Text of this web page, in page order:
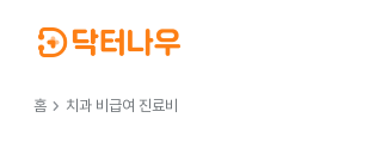
홈 chevron_right 치과 비급여 진료비